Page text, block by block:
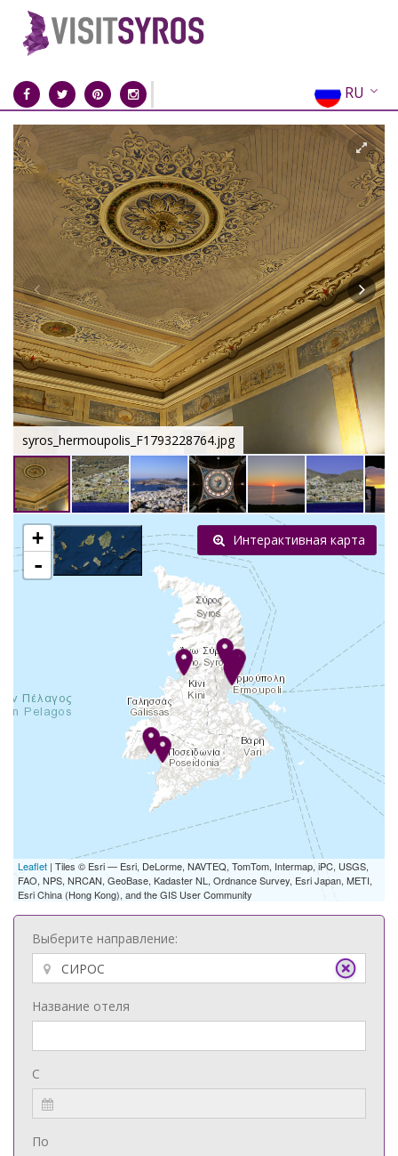
RU
EN
EL
FR
DE
IT
ES
CN
syros_hermoupolis_F1793228764.jpg
+
-
Leaflet | Tiles © Esri — Esri, DeLorme, NAVTEQ, TomTom, Intermap, iPC, USGS,
FAO, NPS, NRCAN, GeoBase, Kadaster NL, Ordnance Survey, Esri Japan, METI,
Esri China (Hong Kong), and the GIS User Community
Интерактивная карта
Выберите направление:
Название отеля
С
По